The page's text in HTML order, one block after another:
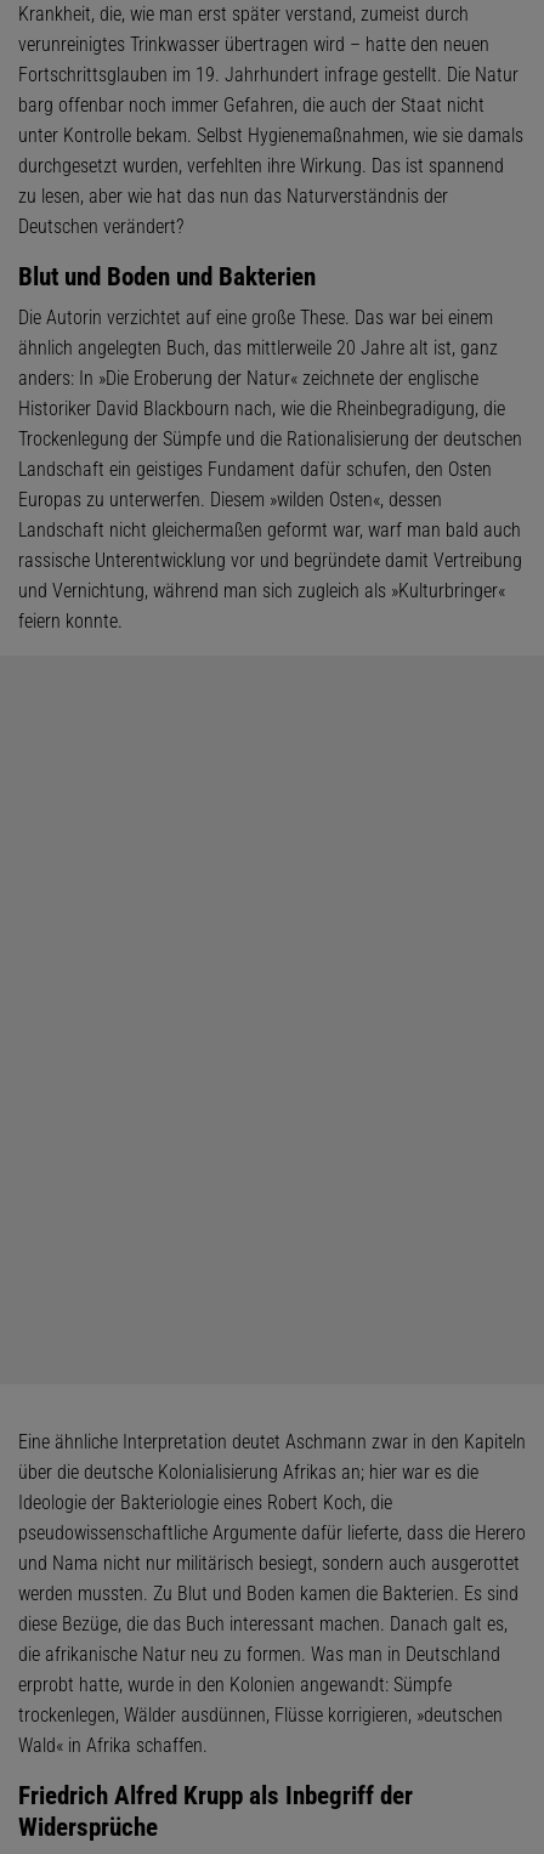
Krankheit, die, wie man erst später verstand, zumeist durch
verunreinigtes Trinkwasser übertragen wird – hatte den neuen
Fortschrittsglauben im 19. Jahrhundert infrage gestellt. Die Natur
barg offenbar noch immer Gefahren, die auch der Staat nicht
unter Kontrolle bekam. Selbst Hygienemaßnahmen, wie sie damals
durchgesetzt wurden, verfehlten ihre Wirkung. Das ist spannend
zu lesen, aber wie hat das nun das Naturverständnis der
Deutschen verändert?
Blut und Boden und Bakterien
Die Autorin verzichtet auf eine große These. Das war bei einem
ähnlich angelegten Buch, das mittlerweile 20 Jahre alt ist, ganz
anders: In »Die Eroberung der Natur« zeichnete der englische
Historiker David Blackbourn nach, wie die Rheinbegradigung, die
Trockenlegung der Sümpfe und die Rationalisierung der deutschen
Landschaft ein geistiges Fundament dafür schufen, den Osten
Europas zu unterwerfen. Diesem »wilden Osten«, dessen
Landschaft nicht gleichermaßen geformt war, warf man bald auch
rassische Unterentwicklung vor und begründete damit Vertreibung
und Vernichtung, während man sich zugleich als »Kulturbringer«
feiern konnte.
Eine ähnliche Interpretation deutet Aschmann zwar in den Kapiteln
über die deutsche Kolonialisierung Afrikas an; hier war es die
Ideologie der Bakteriologie eines Robert Koch, die
pseudowissenschaftliche Argumente dafür lieferte, dass die Herero
und Nama nicht nur militärisch besiegt, sondern auch ausgerottet
werden mussten. Zu Blut und Boden kamen die Bakterien. Es sind
diese Bezüge, die das Buch interessant machen. Danach galt es,
die afrikanische Natur neu zu formen. Was man in Deutschland
erprobt hatte, wurde in den Kolonien angewandt: Sümpfe
trockenlegen, Wälder ausdünnen, Flüsse korrigieren, »deutschen
Wald« in Afrika schaffen.
Friedrich Alfred Krupp als Inbegriff der
Widersprüche